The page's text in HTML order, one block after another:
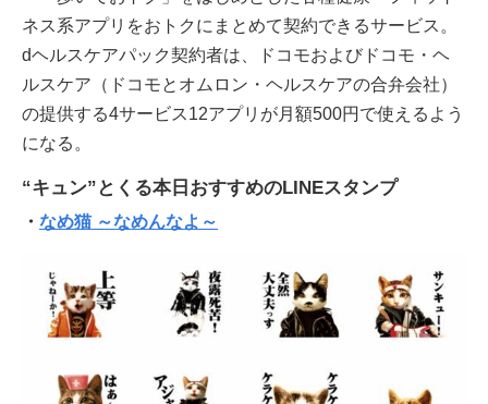
ネス系アプリをおトクにまとめて契約できるサービス。
dヘルスケアパック契約者は、ドコモおよびドコモ・ヘ
ルスケア（ドコモとオムロン・ヘルスケアの合弁会社）
の提供する4サービス12アプリが月額500円で使えるよう
になる。
“キュン”とくる本日おすすめのLINEスタンプ
・ なめ猫 ～なめんなよ～